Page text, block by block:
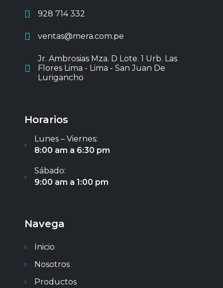
928 714 332
ventas@mera.com.pe
Jr. Ambrosias Mza. D Lote. 1 Urb. Las
Flores Lima - Lima - San Juan De
Lurigancho
Horarios
Lunes – Viernes:
8:00 am a 6:30 pm
Sábado:
9:00 am a 1:00 pm
Navega
Inicio
Nosotros
Productos